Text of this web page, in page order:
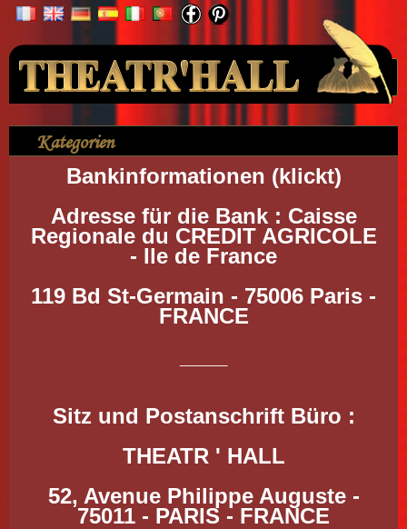
Ihr Konto
Kategorien
Mentions légales
Bankinformationen (klickt)
Adresse für die Bank : Caisse
Regionale du CREDIT AGRICOLE
- Ile de France
119 Bd St-Germain - 75006 Paris -
FRANCE
Sitz und Postanschrift Büro :
THEATR ' HALL
52, Avenue Philippe Auguste -
75011 - PARIS - FRANCE